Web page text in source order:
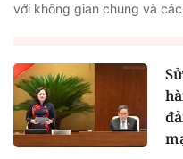
với không gian chung và